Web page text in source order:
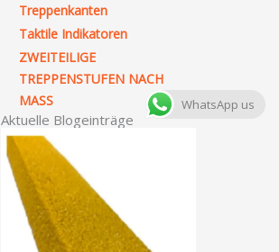
Treppenkanten
Taktile Indikatoren
ZWEITEILIGE
TREPPENSTUFEN NACH
MASS
Aktuelle Blogeinträge
WhatsApp us